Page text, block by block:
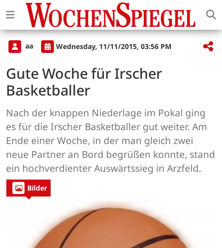
aa Wednesday, 11/11/2015, 03:56 PM
Gute Woche für Irscher
Basketballer
Nach der knappen Niederlage im Pokal ging
es für die Irscher Basketballer gut weiter. Am
Ende einer Woche, in der man gleich zwei
neue Partner an Bord begrüßen konnte, stand
ein hochverdienter Auswärtssieg in Arzfeld.
Bilder